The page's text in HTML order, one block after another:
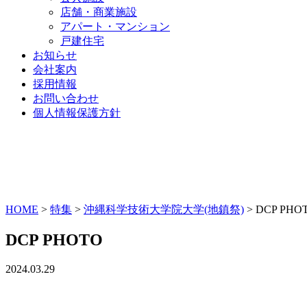
店舗・商業施設
アパート・マンション
戸建住宅
お知らせ
会社案内
採用情報
お問い合わせ
個人情報保護方針
HOME > 特集 > 沖縄科学技術大学院大学(地鎮祭) > DCP
DCP PHOTO
2024.03.29